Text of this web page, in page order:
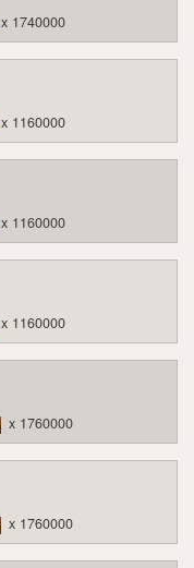
x 1740000
x 1160000
x 1160000
x 1160000
x 1760000
x 1760000